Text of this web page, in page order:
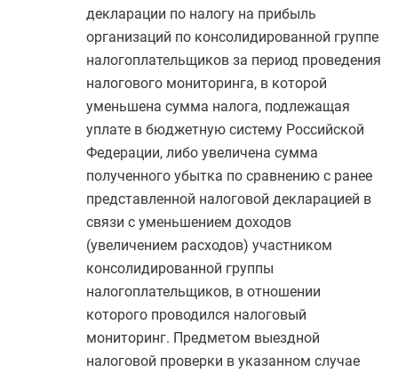
декларации по налогу на прибыль
организаций по консолидированной группе
налогоплательщиков за период проведения
налогового мониторинга, в которой
уменьшена сумма налога, подлежащая
уплате в бюджетную систему Российской
Федерации, либо увеличена сумма
полученного убытка по сравнению с ранее
представленной налоговой декларацией в
связи с уменьшением доходов
(увеличением расходов) участником
консолидированной группы
налогоплательщиков, в отношении
которого проводился налоговый
мониторинг. Предметом выездной
налоговой проверки в указанном случае